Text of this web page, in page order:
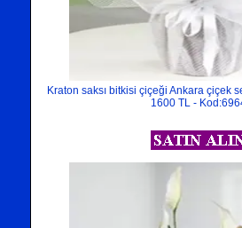
Kraton saksı bitkisi çiçeği Ankara çiçek
1600 TL -